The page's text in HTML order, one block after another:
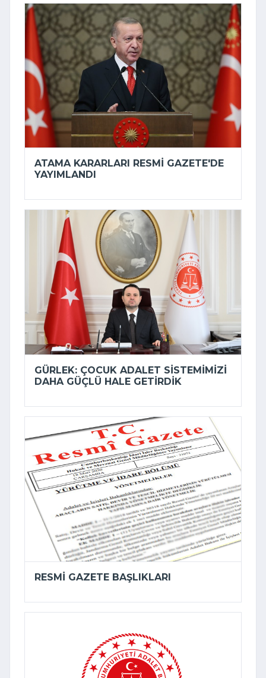
ATAMA KARARLARI RESMI GAZETE'DE
YAYIMLANDI
GÜRLEK: ÇOCUK ADALET SISTEMIMIZI
DAHA GÜÇLÜ HALE GETIRDIK
RESMI GAZETE BAŞLIKLARI